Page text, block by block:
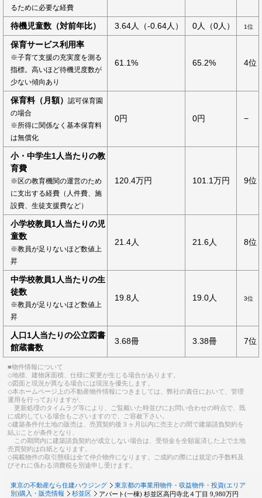
るために必要な経費
待機児童数（対前年比） 3.64人（-0.64人） 0人（0人） 1位
保育サービス利用率
※子育て支援の充実度を測る
指標。高いほど待機児度数が
少ない傾向あり
61.1% 65.2% 4位
保育料（月額）
認可保育園
の場合
※所得に関係なく基本保育料
は無償化
0円 0円 −
小・中学生1人当たりの教
育費
※区の教育機関の運営のため
に支出する経費（人件費、施
設費、生徒支援費など）
120.4万円 101.1万円 9位
小学校教員1人当たりの児
童数
※教員が足りないほど数値上
昇
21.4人 21.6人 8位
中学校教員1人当たりの生
徒数
※教員が足りないほど数値上
昇
19.8人 19.0人 3位
人口1人当たりの公立図書
館蔵書数
3.68冊 3.38冊 7位
■物件情報について
◇地積、建物床面積、仕様に変更が生じる場合があります。
◇図面と現況が異なる場合には現況を優先します。
◇本ホームページ上の不動産物件情報につきましては、弊社の責任において、管理
運用を行っておりますが、
更新処理のタイムラグ等により、ご覧戴いた時並びにお問い合わせの時点で、既
に成約している場合もございますので、ご容赦下さい。
◇建築条件付土地の販売は、売買契約後３ヶ月以内に売主との間で建築請負契約を
結ぶことが条件となり、
この期間内に建築請負契約が成立しない場合は、受領金を全額返済した上で土地
売買契約は白紙となります。
◇掲載物件の取引態様は全て仲介物件になります。ご成約の際には規定の手数料及
びそれに係わる消費税を別途申し受けます。
東京の不動産なら住建ハウジング
東京都の事業用物件・収益物件・投資(エリア
別)購入・販売情報
杉並区 アパート(一棟) 杉並区高円寺北４丁目 9,980万円